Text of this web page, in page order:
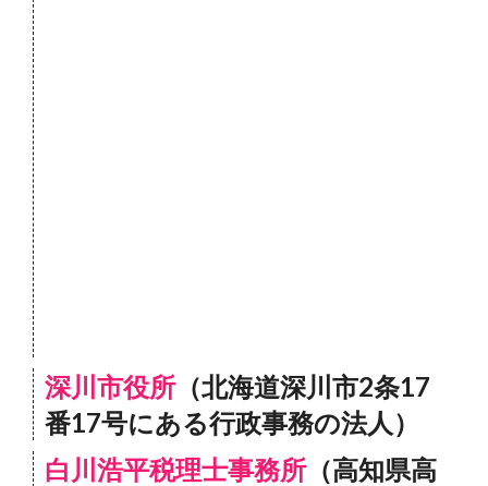
深川市役所 （北海道深川市2条17
番17号にある行政事務の法人）
白川浩平税理士事務所 （高知県高